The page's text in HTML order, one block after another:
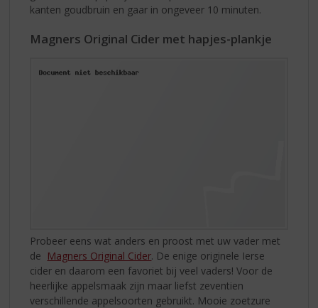
kanten goudbruin en gaar in ongeveer 10 minuten.
Magners Original Cider met hapjes-plankje
Probeer eens wat anders en proost met uw vader met
de Magners Original Cider. De enige originele Ierse
cider en daarom een favoriet bij veel vaders! Voor de
heerlijke appelsmaak zijn maar liefst zeventien
verschillende appelsoorten gebruikt. Mooie zoetzure